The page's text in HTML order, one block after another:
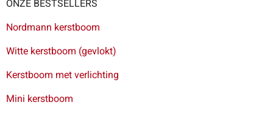
ONZE BESTSELLERS
Nordmann kerstboom
Witte kerstboom (gevlokt)
Kerstboom met verlichting
Mini kerstboom